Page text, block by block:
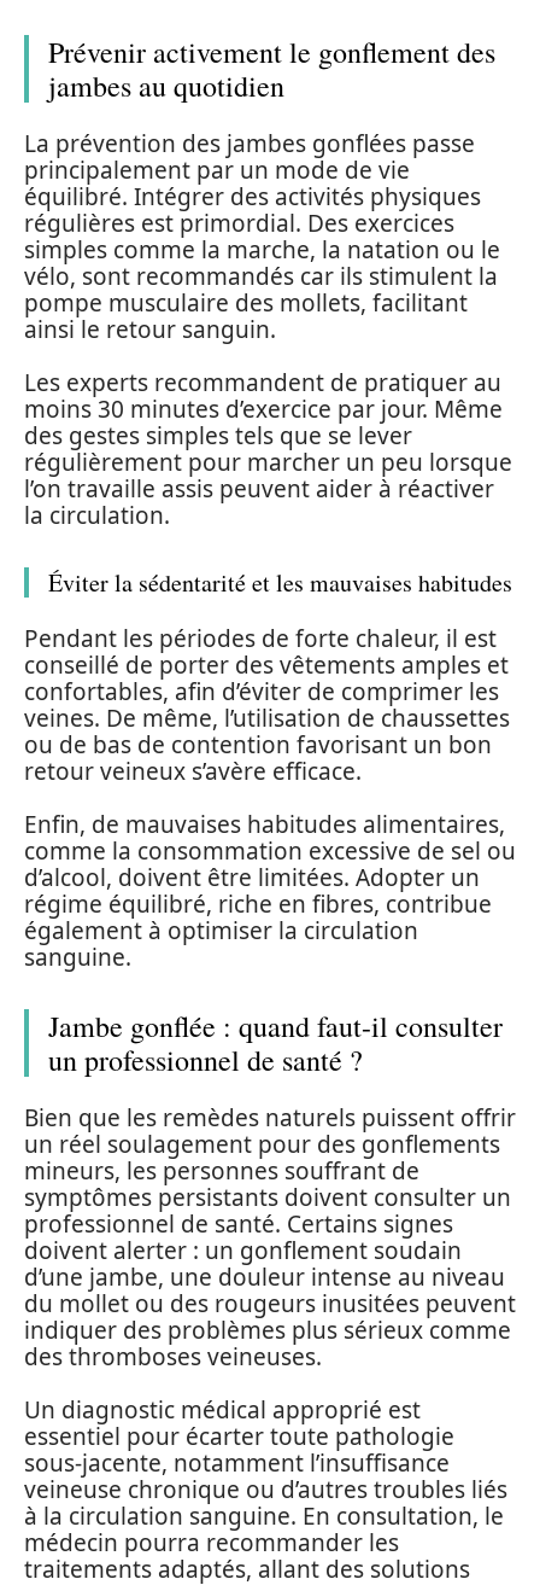
Prévenir activement le gonflement des
jambes au quotidien
La prévention des jambes gonflées passe
principalement par un mode de vie
équilibré. Intégrer des activités physiques
régulières est primordial. Des exercices
simples comme la marche, la natation ou le
vélo, sont recommandés car ils stimulent la
pompe musculaire des mollets, facilitant
ainsi le retour sanguin.
Les experts recommandent de pratiquer au
moins 30 minutes d’exercice par jour. Même
des gestes simples tels que se lever
régulièrement pour marcher un peu lorsque
l’on travaille assis peuvent aider à réactiver
la circulation.
Éviter la sédentarité et les mauvaises habitudes
Pendant les périodes de forte chaleur, il est
conseillé de porter des vêtements amples et
confortables, afin d’éviter de comprimer les
veines. De même, l’utilisation de chaussettes
ou de bas de contention favorisant un bon
retour veineux s’avère efficace.
Enfin, de mauvaises habitudes alimentaires,
comme la consommation excessive de sel ou
d’alcool, doivent être limitées. Adopter un
régime équilibré, riche en fibres, contribue
également à optimiser la circulation
sanguine.
Jambe gonflée : quand faut-il consulter
un professionnel de santé ?
Bien que les remèdes naturels puissent offrir
un réel soulagement pour des gonflements
mineurs, les personnes souffrant de
symptômes persistants doivent consulter un
professionnel de santé. Certains signes
doivent alerter : un gonflement soudain
d’une jambe, une douleur intense au niveau
du mollet ou des rougeurs inusitées peuvent
indiquer des problèmes plus sérieux comme
des thromboses veineuses.
Un diagnostic médical approprié est
essentiel pour écarter toute pathologie
sous-jacente, notamment l’insuffisance
veineuse chronique ou d’autres troubles liés
à la circulation sanguine. En consultation, le
médecin pourra recommander les
traitements adaptés, allant des solutions